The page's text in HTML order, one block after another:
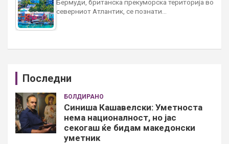
Бермуди, британска прекуморска територија во
северниот Атлантик, се познати…
Последни
БОЛДИРАНО
Синиша Кашавелски: Уметноста
нема националност, но јас
секогаш ќе бидам македонски
уметник